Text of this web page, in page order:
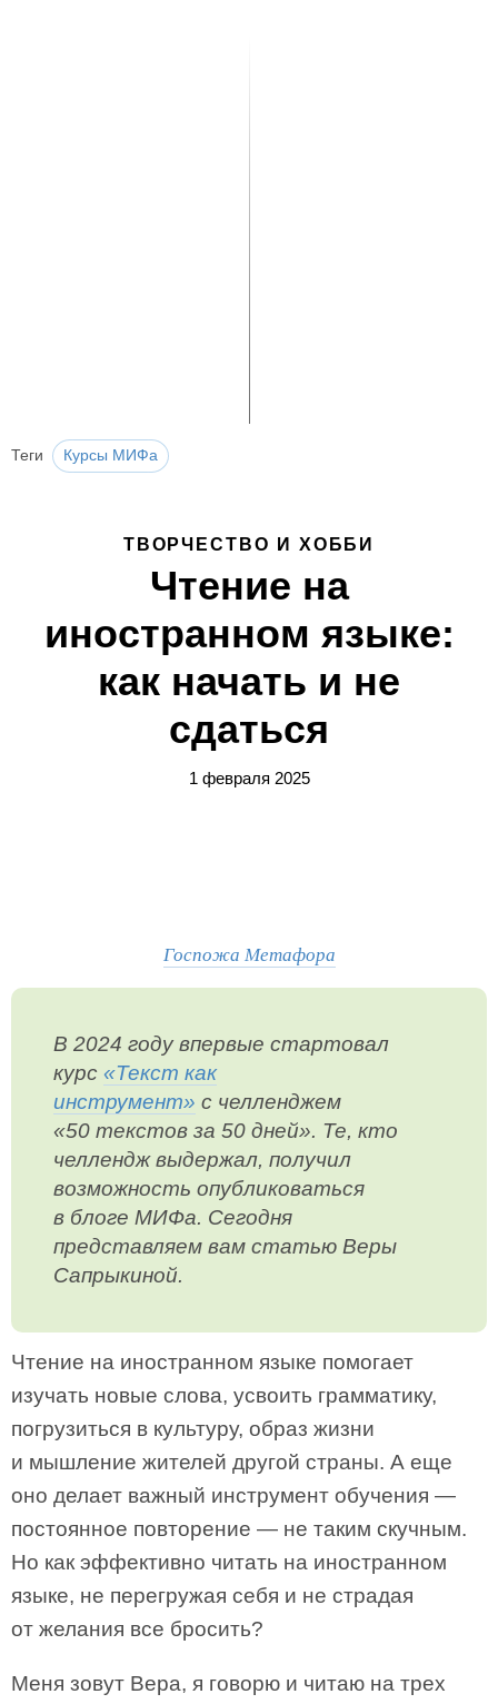
Теги Курсы МИФа
ТВОРЧЕСТВО И ХОББИ
Чтение на
иностранном языке:
как начать и не
сдаться
1 февраля 2025
Госпожа Метафора
В 2024 году впервые стартовал
курс «Текст как
инструмент» с челленджем
«50 текстов за 50 дней». Те, кто
челлендж выдержал, получил
возможность опубликоваться
в блоге МИФа. Сегодня
представляем вам статью Веры
Сапрыкиной.
Чтение на иностранном языке помогает
изучать новые слова, усвоить грамматику,
погрузиться в культуру, образ жизни
и мышление жителей другой страны. А еще
оно делает важный инструмент обучения —
постоянное повторение — не таким скучным.
Но как эффективно читать на иностранном
языке, не перегружая себя и не страдая
от желания все бросить?
Меня зовут Вера, я говорю и читаю на трех